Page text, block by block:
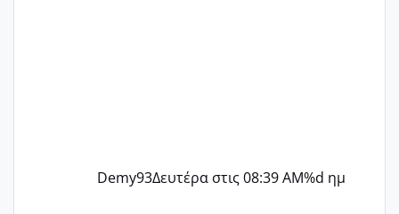
Demy93Δευτέρα στις 08:39 AM%d ημ